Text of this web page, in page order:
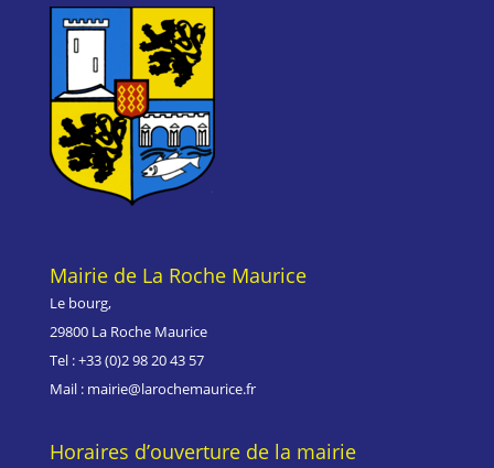
Mairie de La Roche Maurice
Le bourg,
29800 La Roche Maurice
Tel : +33 (0)2 98 20 43 57
Mail : mairie@larochemaurice.fr
Horaires d’ouverture de la mairie